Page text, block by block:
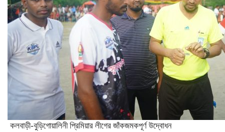
‎কলবাড়ী-বুড়িগোয়ালিনী প্রিমিয়ার লীগের জাঁকজমকপূর্ণ উদ্বোধন